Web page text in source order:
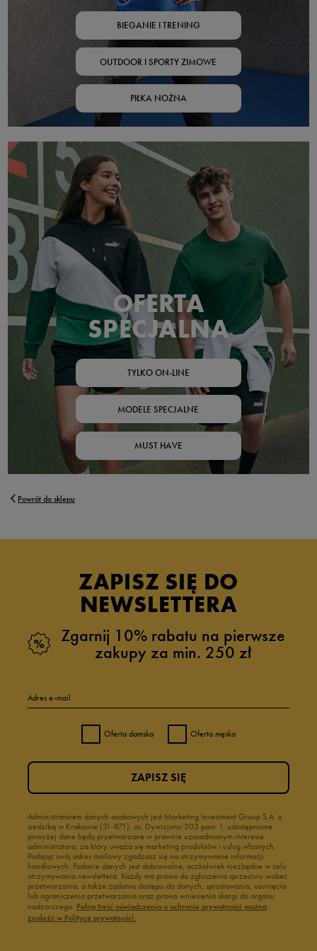
BIEGANIE I TRENING
OUTDOOR I SPORTY ZIMOWE
PIŁKA NOŻNA
OFERTA
SPECJALNA
TYLKO ON-LINE
MODELE SPECJALNE
MUST HAVE
Powrót do sklepu
ZAPISZ SIĘ DO
NEWSLETTERA
Zgarnij 10% rabatu na pierwsze
zakupy za min. 250 zł
Adres e-mail
Oferta damska Oferta męska
Administratorem danych osobowych jest Marketing Investment Group S.A. z
siedzibą w Krakowie (31-871), os. Dywizjonu 303 paw. 1, udostępnione
powyżej dane będą przetwarzane w prawnie uzasadnionym interesie
administratora, za który uważa się marketing produktów i usług własnych.
Podając swój adres mailowy zgadzasz się na otrzymywanie informacji
handlowych. Podanie danych jest dobrowolne, aczkolwiek niezbędne w celu
otrzymywania newslettera. Każdy ma prawo do zgłoszenia sprzeciwu wobec
przetwarzania, a także żądania dostępu do danych, sprostowania, usunięcia
lub ograniczenia przetwarzania oraz prawo wniesienia skargi do organu
nadzorczego. Pełną treść oświadczenia o ochronie prywatności można
znaleźć w Polityce prywatności.
ZAPISZ SIĘ